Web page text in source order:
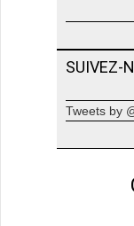
SUIVEZ-
Tweets by